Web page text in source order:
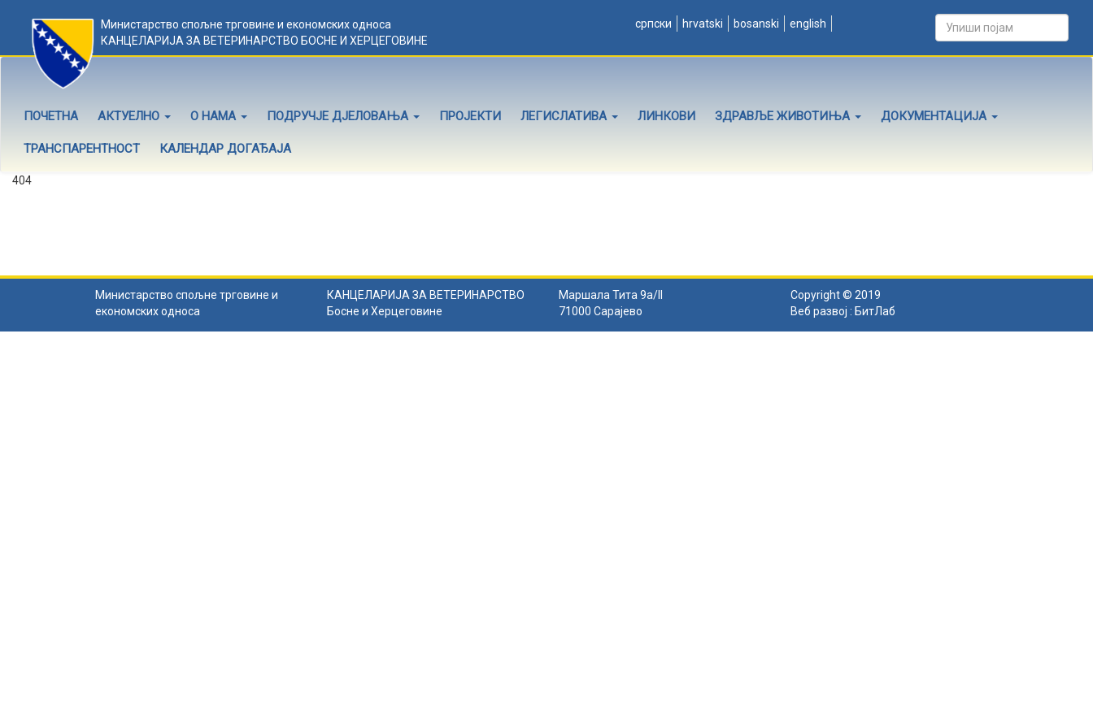
Министарство спољне трговине и економских односа
КАНЦЕЛАРИЈА ЗА ВЕТЕРИНАРСТВО БОСНЕ И ХЕРЦЕГОВИНЕ
српски hrvatski bosanski english
ПОЧЕТНА АКТУЕЛНО О НАМА ПОДРУЧЈЕ ДЈЕЛОВАЊА ПРОЈЕКТИ ЛЕГИСЛАТИВА ЛИНКОВИ ЗДРАВЉЕ ЖИВОТИЊА ДОКУМЕНТАЦИЈА
ТРАНСПАРЕНТНОСТ КАЛЕНДАР ДОГАЂАЈА
404
Министарство спољне трговине и
економских односа
КАНЦЕЛАРИЈА ЗА ВЕТЕРИНАРСТВО
Босне и Херцеговине
Маршала Тита 9а/II
71000 Сарајево
Copyright © 2019
Веб развој : БитЛаб